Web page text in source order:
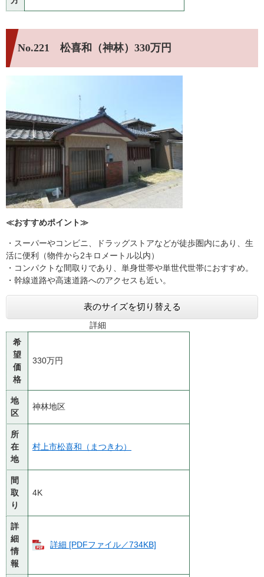
No.221 松喜和（神林）330万円
≪おすすめポイント≫
・スーパーやコンビニ、ドラッグストアなどが徒歩圏内にあり、生
活に便利（物件から2キロメートル以内）
・コンパクトな間取りであり、単身世帯や単世代世帯におすすめ。
・幹線道路や高速道路へのアクセスも近い。
表のサイズを切り替える
詳細
希
望
価
格
330万円
地
区
神林地区
所
在
地
村上市松喜和（まつきわ）
間
取
り
4K
詳
細
情
報
詳細 [PDFファイル／734KB]